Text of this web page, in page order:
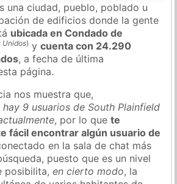
una ciudad, pueblo, poblado u
de edificios donde la gente
ubicada en Condado de
Unidos) ycuenta con 24.290
, a fecha de última
página.
nos muestra que,
hay 9 usuarios de South Plainfield
, por lo quete
fácil encontrar algún usuario de
en la sala de chat más
puesto que es un nivel
posibilita,en cierto modo, la